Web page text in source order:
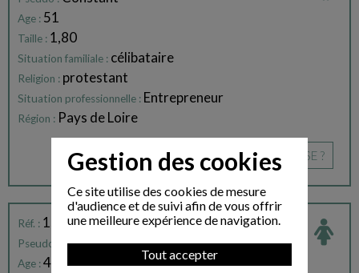
Age : 51
Taille : 1,80
Situation familiale : célibataire
Religion : protestant
Situation professionnelle : Entrepreneur
Région : Pays de Loire
CE PROFIL VOUS INTÉRESSE ?
Réf. : 158081
Pseudo : Constance
Age :43
Gestion des cookies
Ce site utilise des cookies de mesure
d'audience et de suivi afin de vous offrir
une meilleure expérience de navigation.
Tout accepter